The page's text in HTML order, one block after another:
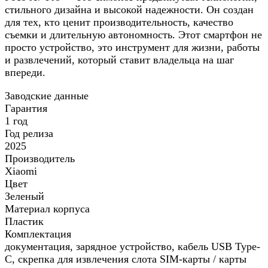
стильного дизайна и высокой надежности. Он создан
для тех, кто ценит производительность, качество
съемки и длительную автономность. Этот смартфон не
просто устройство, это инструмент для жизни, работы
и развлечений, который ставит владельца на шаг
впереди.
Заводские данные
Гарантия
1 год
Год релиза
2025
Производитель
Xiaomi
Цвет
Зеленый
Материал корпуса
Пластик
Комплектация
документация, зарядное устройство, кабель USB Type-
C, скрепка для извлечения слота SIM-карты / карты